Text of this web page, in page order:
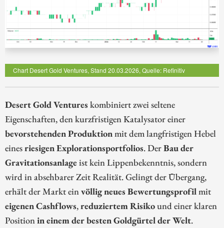
Chart Desert Gold Ventures, Stand 20.03.2026, Quelle: Refinitiv
Desert Gold Ventures kombiniert zwei seltene
Eigenschaften, den kurzfristigen Katalysator einer
bevorstehenden Produktion mit dem langfristigen Hebel
eines riesigen Explorationsportfolios. DerBau der
Gravitationsanlageist kein Lippenbekenntnis, sondern
wird in absehbarer Zeit Realität. Gelingt der Übergang,
erhält der Markt ein völlig neues Bewertungsprofil mit
eigenen Cashflows, reduziertem Risikound einer klaren
Position in einem der besten Goldgürtel der Welt.